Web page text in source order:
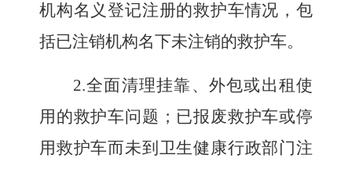
机构名义登记注册的救护车情况，包
括已注销机构名下未注销的救护车。
2.全面清理挂靠、外包或出租使
用的救护车问题；已报废救护车或停
用救护车而未到卫生健康行政部门注